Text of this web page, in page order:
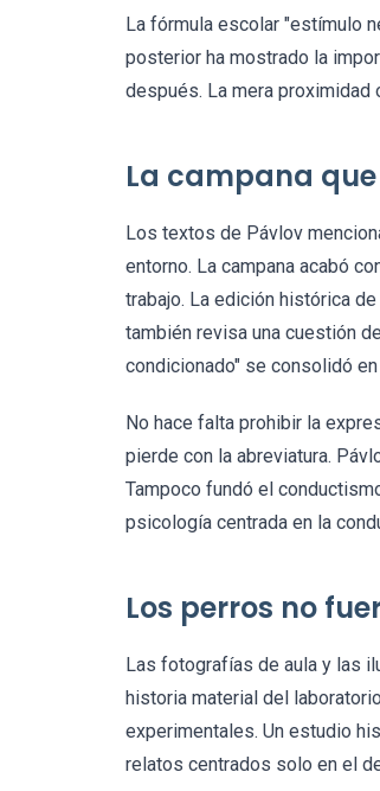
La fórmula escolar "estímulo
posterior ha mostrado la
después. La mera
La campana
Los textos de Pávlov
entorno. La campana acabó
trabajo. La edición histórica
también revisa una cuestión
condicionado" se consolidó
No hace falta prohibir la
pierde con la abreviatura.
Tampoco fundó el
psicología centrada en la
Los perros no
Las fotografías de aula y las
historia material del
experimentales. Un estudio
relatos centrados solo en el